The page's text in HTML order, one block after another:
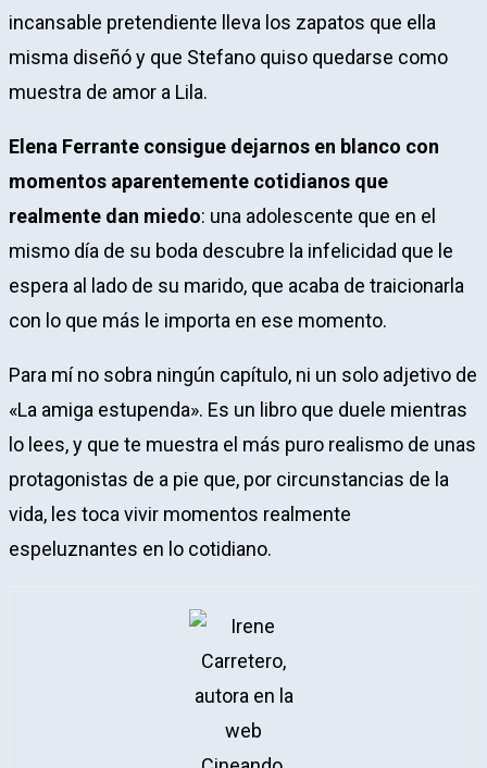
incansable pretendiente lleva los zapatos que ella
misma diseñó y que Stefano quiso quedarse como
muestra de amor a Lila.
Elena Ferrante consigue dejarnos en blanco con
momentos aparentemente cotidianos que
realmente dan miedo: una adolescente que en el
mismo día de su boda descubre la infelicidad que le
espera al lado de su marido, que acaba de traicionarla
con lo que más le importa en ese momento.
Para mí no sobra ningún capítulo, ni un solo adjetivo de
«La amiga estupenda». Es un libro que duele mientras
lo lees, y que te muestra el más puro realismo de unas
protagonistas de a pie que, por circunstancias de la
vida, les toca vivir momentos realmente
espeluznantes en lo cotidiano.